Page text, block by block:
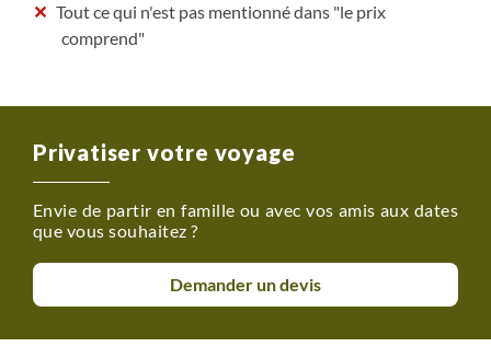
Tout ce qui n'est pas mentionné dans "le prix
comprend"
Privatiser votre voyage
Envie de partir en famille ou avec vos amis aux dates
que vous souhaitez ?
Demander un devis